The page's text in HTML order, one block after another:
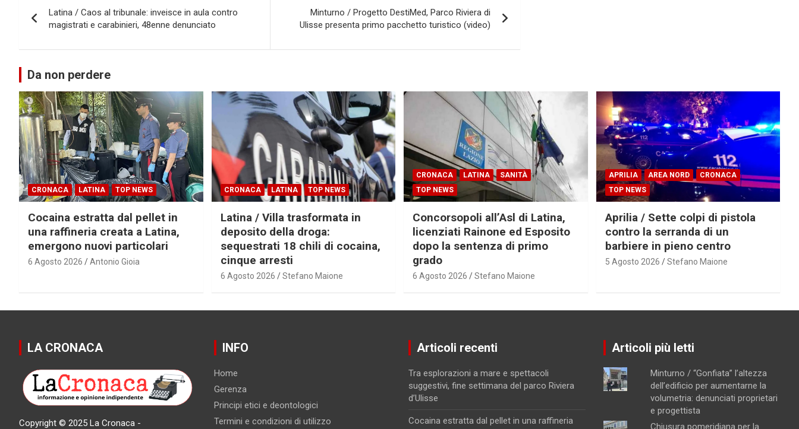
articoli
Latina / Caos al tribunale: inveisce in aula contro
magistrati e carabinieri, 48enne denunciato
Minturno / Progetto DestiMed, Parco Riviera di
Ulisse presenta primo pacchetto turistico (video)
Da non perdere
CRONACA LATINA TOP NEWS
Cocaina estratta dal pellet in
una raffineria creata a Latina,
emergono nuovi particolari
6 Agosto 2026 Antonio Gioia
CRONACA LATINA TOP NEWS
Latina / Villa trasformata in
deposito della droga:
sequestrati 18 chili di cocaina,
cinque arresti
6 Agosto 2026 Stefano Maione
CRONACA LATINA
SANITÀ
TOP NEWS
Concorsopoli all’Asl di Latina,
licenziati Rainone ed Esposito
dopo la sentenza di primo
grado
6 Agosto 2026 Stefano Maione
APRILIA AREA NORD
CRONACA
TOP NEWS
Aprilia / Sette colpi di pistola
contro la serranda di un
barbiere in pieno centro
5 Agosto 2026 Stefano Maione
LA CRONACA
Copyright © 2025 La Cronaca -
INFO
Home
Gerenza
Principi etici e deontologici
Termini e condizioni di utilizzo
Articoli recenti
Tra esplorazioni a mare e spettacoli
suggestivi, fine settimana del parco Riviera
d’Ulisse
Cocaina estratta dal pellet in una raffineria
Articoli più letti
Minturno / “Gonfiata” l’altezza
dell’edificio per aumentarne la
volumetria: denunciati proprietari
e progettista
Chiusura pomeridiana per la